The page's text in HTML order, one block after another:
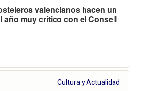
valencianos hacen un
año muy crítico con el Consell
Cultura y Actualidad